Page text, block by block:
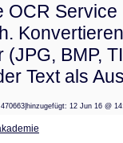
OCR
(JPG, BMP,
Text als
470663|hinzugefügt: 12 Jun